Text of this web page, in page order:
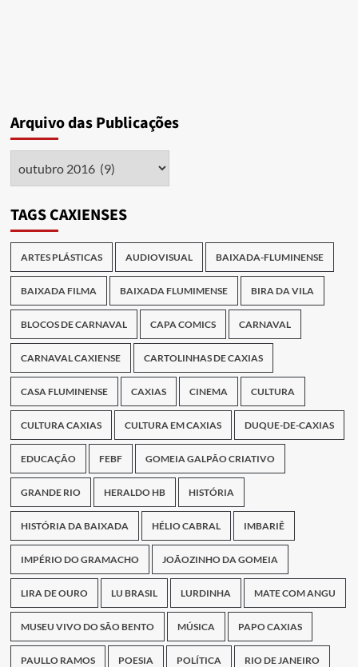
Arquivo das Publicações
TAGS CAXIENSES
ARTES PLÁSTICAS AUDIOVISUAL BAIXADA-FLUMINENSE
BAIXADA FILMA BAIXADA FLUMIMENSE BIRA DA VILA
BLOCOS DE CARNAVAL CAPA COMICS CARNAVAL
CARNAVAL CAXIENSE CARTOLINHAS DE CAXIAS
CASA FLUMINENSE CAXIAS CINEMA CULTURA
CULTURA CAXIAS CULTURA EM CAXIAS DUQUE-DE-CAXIAS
EDUCAÇÃO FEBF GOMEIA GALPÃO CRIATIVO
GRANDE RIO HERALDO HB HISTÓRIA
HISTÓRIA DA BAIXADA HÉLIO CABRAL IMBARIÊ
IMPÉRIO DO GRAMACHO JOÃOZINHO DA GOMEIA
LIRA DE OURO LU BRASIL LURDINHA MATE COM ANGU
MUSEU VIVO DO SÃO BENTO MÚSICA PAPO CAXIAS
PAULLO RAMOS POESIA POLÍTICA RIO DE JANEIRO